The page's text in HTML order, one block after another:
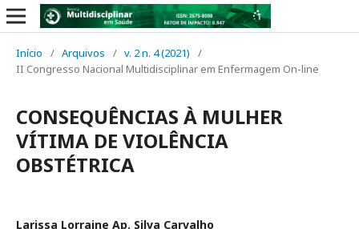
Início / Arquivos / v. 2 n. 4 (2021)
/
II Congresso Nacional Multidisciplinar em Enfermagem On-line
CONSEQUÊNCIAS À MULHER
VÍTIMA DE VIOLÊNCIA
OBSTÉTRICA
Larissa Lorraine Ap. Silva Carvalho